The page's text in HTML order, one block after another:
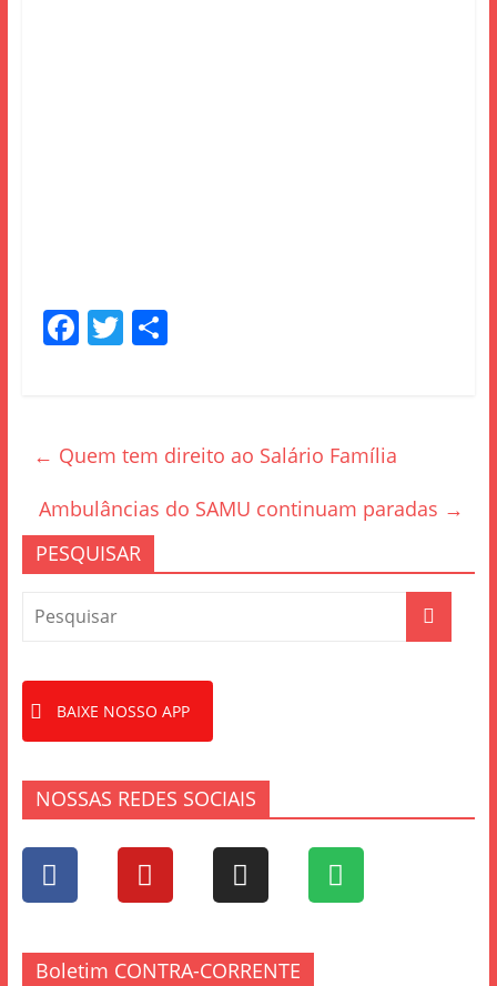
F
b
o
o
k
T S
← Quem tem direito ao Salário Família
Ambulâncias do SAMU continuam paradas →
PESQUISAR
BAIXE NOSSO APP
NOSSAS REDES SOCIAIS
Boletim CONTRA-CORRENTE